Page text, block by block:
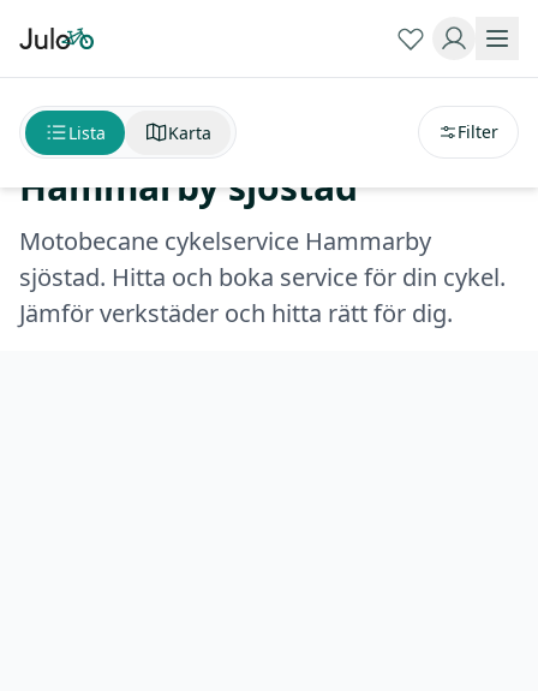
Motobecane cykelservice
Hammarby sjöstad
Motobecane cykelservice Hammarby
sjöstad. Hitta och boka service för din cykel.
Jämför verkstäder och hitta rätt för dig.
Lista Karta Filter
avstånd